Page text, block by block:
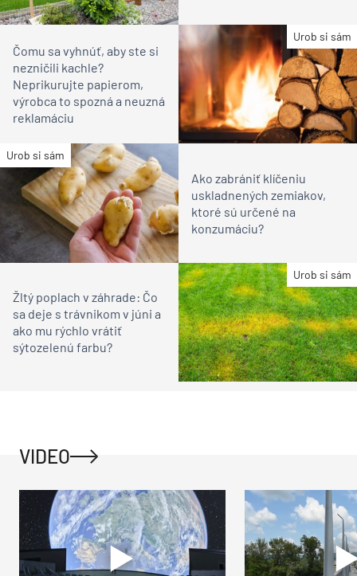
Urob si sám
Čomu sa vyhnúť, aby ste si
nezničili kachle?
Neprikurujte papierom,
výrobca to spozná a neuzná
reklamáciu
Urob si sám
Ako zabrániť klíčeniu
uskladnených zemiakov,
ktoré sú určené na
konzumáciu?
Urob si sám
Žltý poplach v záhrade: Čo
sa deje s trávnikom v júni a
ako mu rýchlo vrátiť
sýtozelenú farbu?
VIDEO